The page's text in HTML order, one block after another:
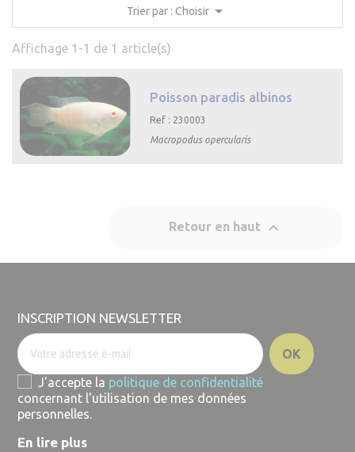
Trier par : Choisir 
Affichage 1-1 de 1 article(s)
Poisson paradis albinos
Ref : 230003
Macropodus opercularis
Retour en haut 
INSCRIPTION NEWSLETTER
J'accepte la politique de confidentialité
concernant l'utilisation de mes données
personnelles.
En lire plus